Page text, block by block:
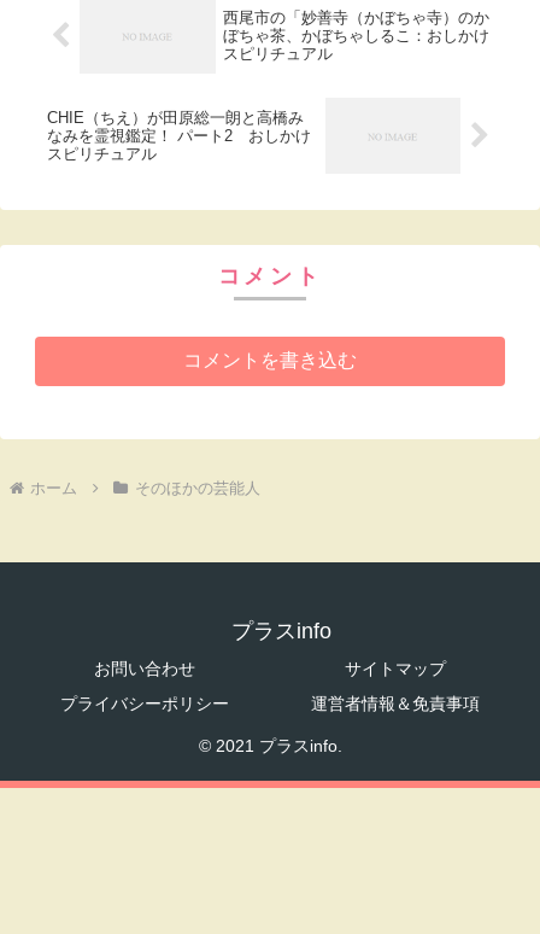
西尾市の「妙善寺（かぼちゃ寺）のか
ぼちゃ茶、かぼちゃしるこ：おしかけ
スピリチュアル
CHIE（ちえ）が田原総一朗と高橋み
なみを霊視鑑定！ パート2 おしかけ
スピリチュアル
コメント
コメントを書き込む
ホーム そのほかの芸能人
プラスinfo
お問い合わせ
サイトマップ
プライバシーポリシー
運営者情報＆免責事項
© 2021 プラスinfo.